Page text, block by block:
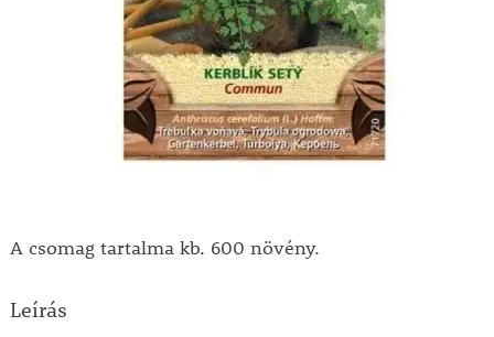
A csomag tartalma kb. 600 növény.
Leírás